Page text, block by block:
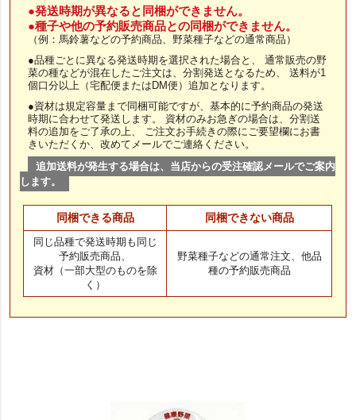
●発送時期が異なると同梱ができません。
●種子や他の予約販売商品との同梱ができません。
（例：馬鈴薯などの予約商品、野菜種子などの通常商品）
●品種ごとに異なる発送時期を選択された場合と、 通常販売の野
菜の種などが混在したご注文は、分割発送となるため、 送料が1
個口分以上（宅配便またはDM便）追加となります。
●資材は規定容量まで同梱可能ですが、基本的に予約商品の発送
時期に合わせて発送します。 資材のみお急ぎの場合は、分割送
料の追加をご了承の上、 ご注文お手続きの際にご要望欄にお書
きいただくか、改めてメールでご連絡ください。
追加送料が発生する場合は、当店からの受注確認メールでご案内
します。
同梱できる商品 同梱できない商品
同じ品種で発送時期も同じ
予約販売商品、
資材（一部大型のものを除
く）
野菜種子などの通常注文、他品
種の予約販売商品